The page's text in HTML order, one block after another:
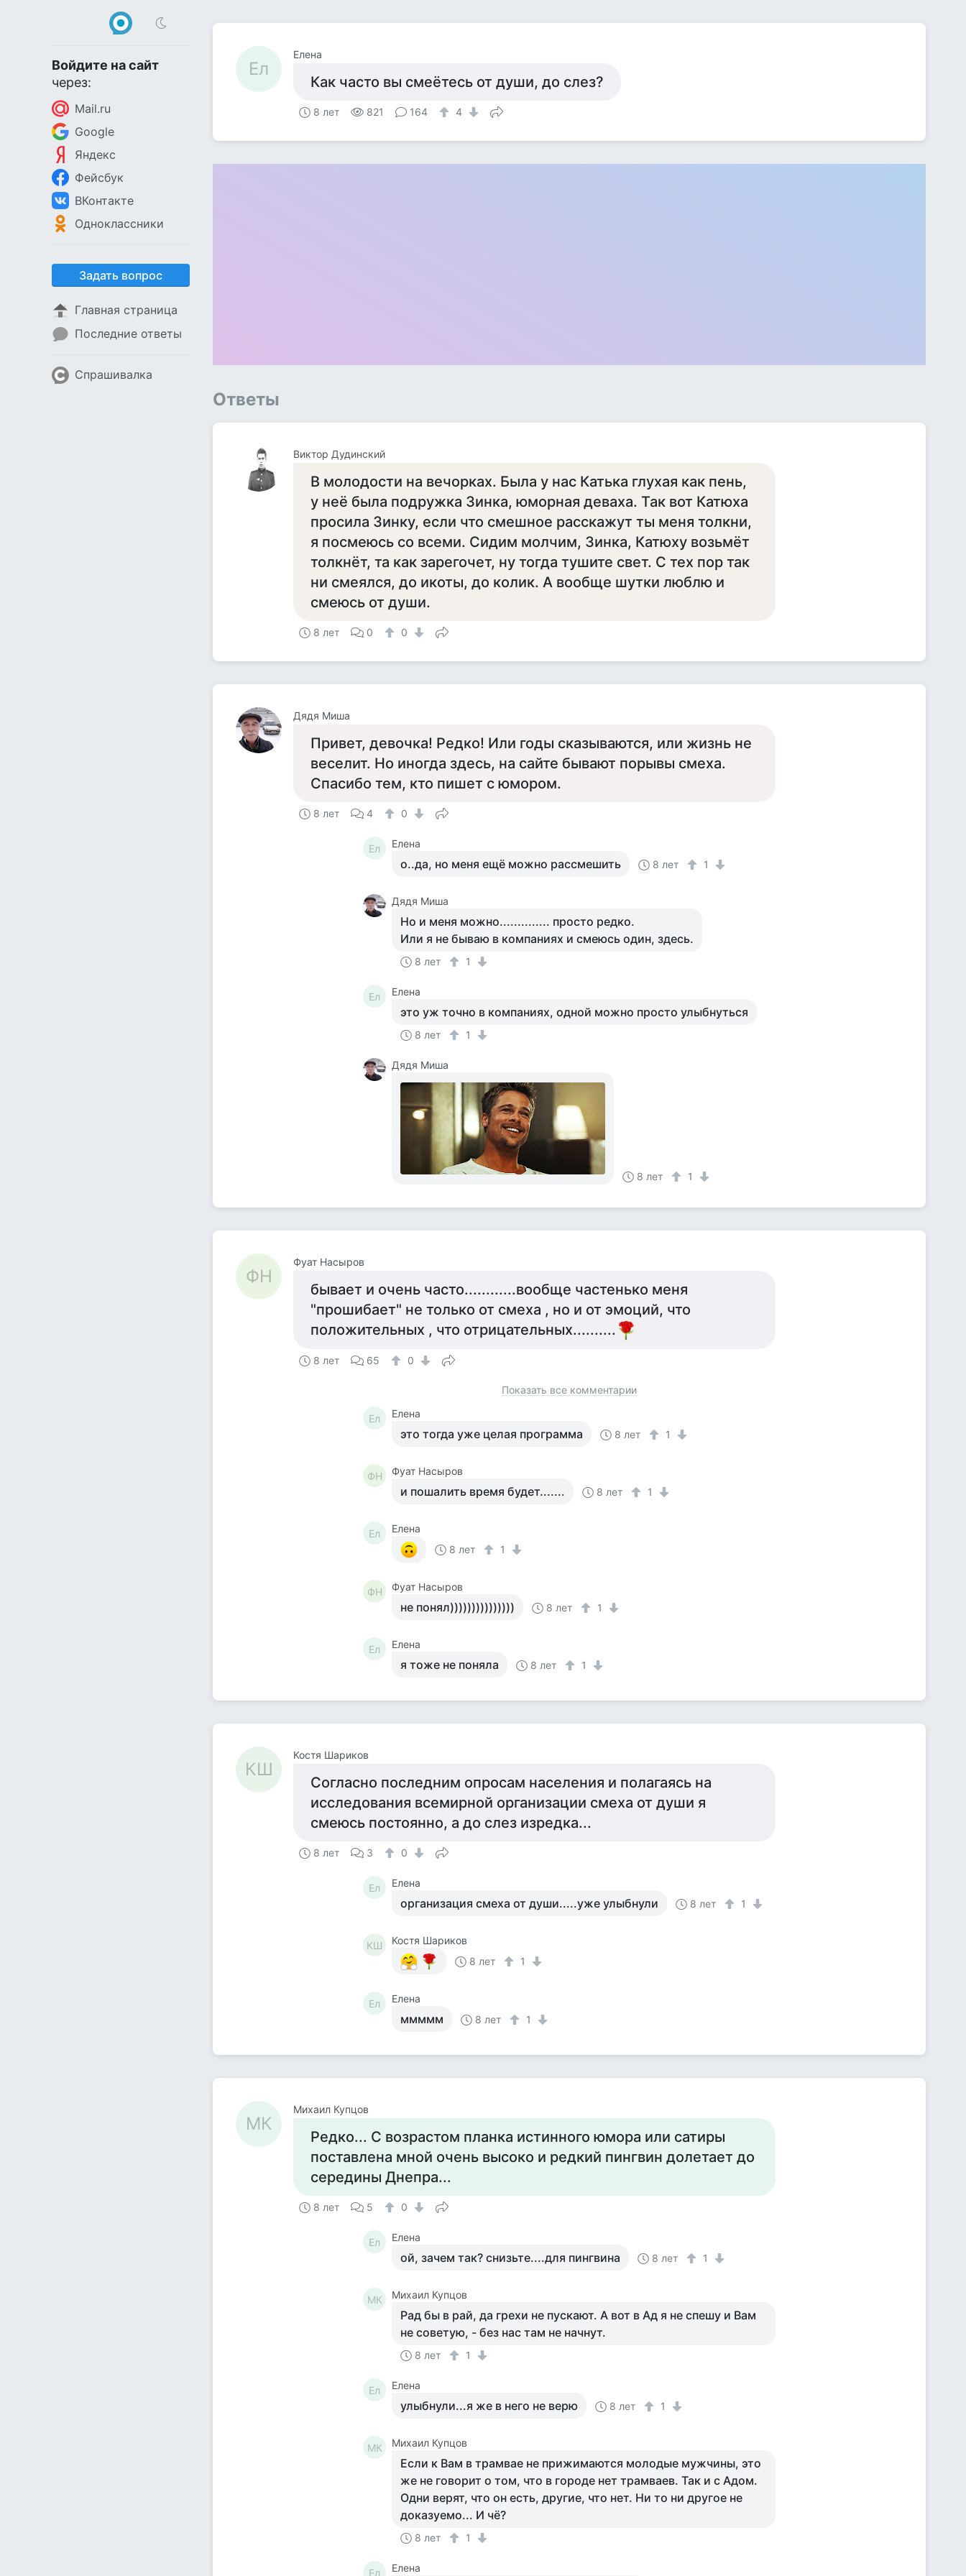
Войдите на сайт
через:
Mail.ru
Google
Яндекс
Фейсбук
ВКонтакте
Одноклассники
Задать вопрос
Главная страница
Последние ответы
Спрашивалка
Ел
Елена
Как часто вы смеётесь от души, до слез?
8 лет 821 164 4
Ответы
Виктор Дудинский
В молодости на вечорках. Была у нас Катька глухая как пень,
у неё была подружка Зинка, юморная деваха. Так вот Катюха
просила Зинку, если что смешное расскажут ты меня толкни,
я посмеюсь со всеми. Сидим молчим, Зинка, Катюху возьмёт
толкнёт, та как зарегочет, ну тогда тушите свет. С тех пор так
ни смеялся, до икоты, до колик. А вообще шутки люблю и
смеюсь от души.
8 лет 0 0
Дядя Миша
Привет, девочка! Редко! Или годы сказываются, или жизнь не
веселит. Но иногда здесь, на сайте бывают порывы смеха.
Спасибо тем, кто пишет с юмором.
8 лет 4 0
Ел Елена
о..да, но меня ещё можно рассмешить 8 лет 1
Дядя Миша
Но и меня можно.............. просто редко.
Или я не бываю в компаниях и смеюсь один, здесь.
8 лет 1
Ел Елена
это уж точно в компаниях, одной можно просто улыбнуться
8 лет 1
Дядя Миша
8 лет 1
ФН
Фуат Насыров
бывает и очень часто............вообще частенько меня
"прошибает" не только от смеха , но и от эмоций, что
положительных , что отрицательных..........
8 лет 65 0
Показать все комментарии
Ел Елена
это тогда уже целая программа 8 лет 1
ФН Фуат Насыров
и пошалить время будет....... 8 лет 1
Ел
Елена
8 лет
1
ФН Фуат Насыров
не понял))))))))))))))) 8 лет 1
Ел Елена
я тоже не поняла 8 лет 1
КШ
Костя Шариков
Согласно последним опросам населения и полагаясь на
исследования всемирной организации смеха от души я
смеюсь постоянно, а до слез изредка...
8 лет 3 0
Ел Елена
организация смеха от души.....уже улыбнули 8 лет 1
КШ
Костя Шариков
8 лет
1
Ел Елена
ммммм 8 лет 1
МК
Михаил Купцов
Редко... С возрастом планка истинного юмора или сатиры
поставлена мной очень высоко и редкий пингвин долетает до
середины Днепра...
8 лет 5 0
Ел Елена
ой, зачем так? снизьте....для пингвина 8 лет 1
МК Михаил Купцов
Рад бы в рай, да грехи не пускают. А вот в Ад я не спешу и Вам
не советую, - без нас там не начнут.
8 лет 1
Ел Елена
улыбнули...я же в него не верю 8 лет 1
МК Михаил Купцов
Если к Вам в трамвае не прижимаются молодые мужчины, это
же не говорит о том, что в городе нет трамваев. Так и с Адом.
Одни верят, что он есть, другие, что нет. Ни то ни другое не
доказуемо... И чё?
8 лет 1
Ел Елена